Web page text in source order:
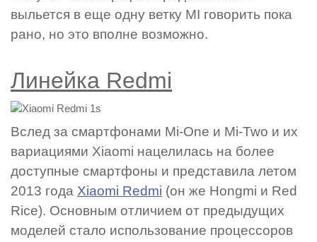
выльется в еще одну ветку MI говорить пока
рано, но это вполне возможно.
Линейка Redmi
Вслед за смартфонами Mi-One и Mi-Two и их
вариациями Xiaomi нацелилась на более
доступные смартфоны и представила летом
2013 года Xiaomi Redmi (он же Hongmi и Red
Rice). Основным отличием от предыдущих
моделей стало использование процессоров